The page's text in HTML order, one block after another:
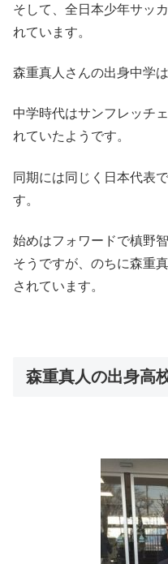
そして、全日本少年サッ
れています。
森重真人さんの出身中学は
中学時代はサンフレッチ
れていたようです。
同期には同じく日本代表
す。
始めはフォワードで槙野
そうですが、のちに森重
されています。
森重真人の出身高